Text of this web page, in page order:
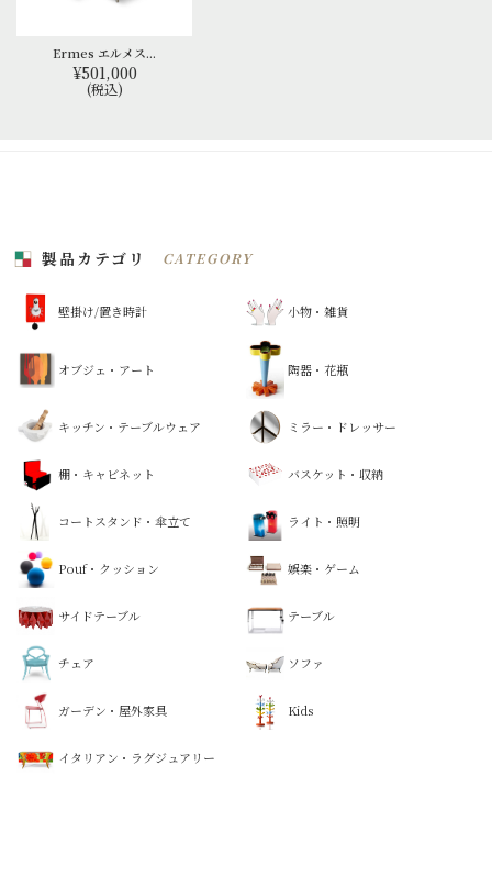
Ermes エルメス...
¥501,000
(税込)
製品カテゴリ CATEGORY
壁掛け/置き時計 小物・雑貨
オブジェ・アート 陶器・花瓶
キッチン・テーブルウェア ミラー・ドレッサー
棚・キャビネット バスケット・収納
コートスタンド・傘立て ライト・照明
Pouf・クッション 娯楽・ゲーム
サイドテーブル テーブル
チェア ソファ
ガーデン・屋外家具 Kids
イタリアン・ラグジュアリー